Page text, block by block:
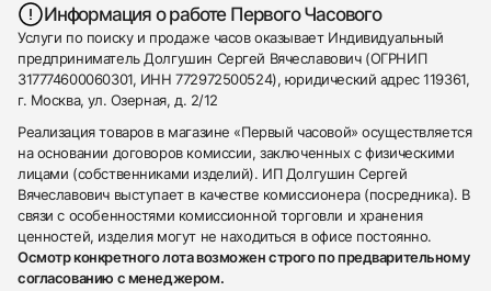
Информация о работе Первого Часового
Услуги по поиску и продаже часов оказывает Индивидуальный
предприниматель Долгушин Сергей Вячеславович (ОГРНИП
317774600060301, ИНН 772972500524), юридический адрес 119361,
г. Москва, ул. Озерная, д. 2/12
Реализация товаров в магазине «Первый часовой» осуществляется
на основании договоров комиссии, заключенных с физическими
лицами (собственниками изделий). ИП Долгушин Сергей
Вячеславович выступает в качестве комиссионера (посредника). В
связи с особенностями комиссионной торговли и хранения
ценностей, изделия могут не находиться в офисе постоянно.
Осмотр конкретного лота возможен строго по предварительному
согласованию с менеджером.